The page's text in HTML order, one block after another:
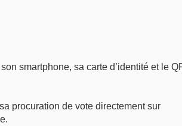
smartphone, sa carte d’identité et le
procuration de vote directement sur